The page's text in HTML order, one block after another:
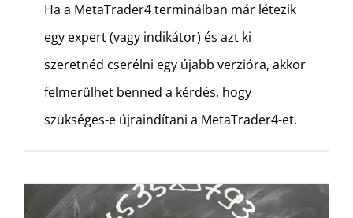
Ha a MetaTrader4 terminálban már létezik
egy expert (vagy indikátor) és azt ki
szeretnéd cserélni egy újabb verzióra, akkor
felmerülhet benned a kérdés, hogy
szükséges-e újraindítani a MetaTrader4-et.